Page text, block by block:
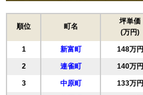
順位 町名
坪単価
(万円)
1 新富町 148万円
2 連雀町 140万円
3 中原町 133万円